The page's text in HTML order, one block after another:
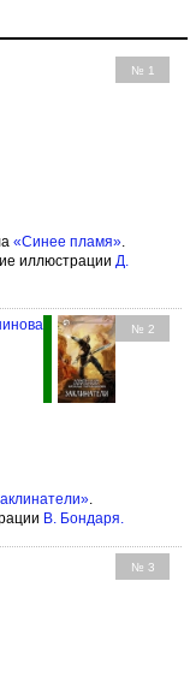
№ 1
«Синее пламя»
иллюстрации Д.
№ 2
.
В. Бондаря.
№ 3